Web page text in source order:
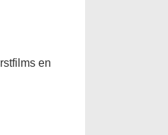
en